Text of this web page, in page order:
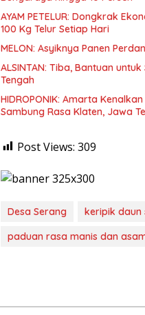
AYAM PETELUR: Dongkrak
100 Kg Telur Setiap Hari
MELON: Asyiknya Panen
ALSINTAN: Tiba, Bantuan
Tengah
HIDROPONIK: Amarta
Sambung Rasa Klaten, Jawa
Post Views: 309
Desa Serang keripik
paduan rasa manis dan